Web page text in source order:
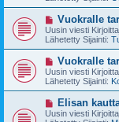
ti
v
e
s
t
U
u
s
i
v
e
s
t
Vuokralle
Uusin viesti
Lähetetty Sijainti:
U
u
s
i
v
e
Vuokralle
Uusin viesti
Lähetetty Sijainti:
U
u
s
Elisan
Uusin viesti